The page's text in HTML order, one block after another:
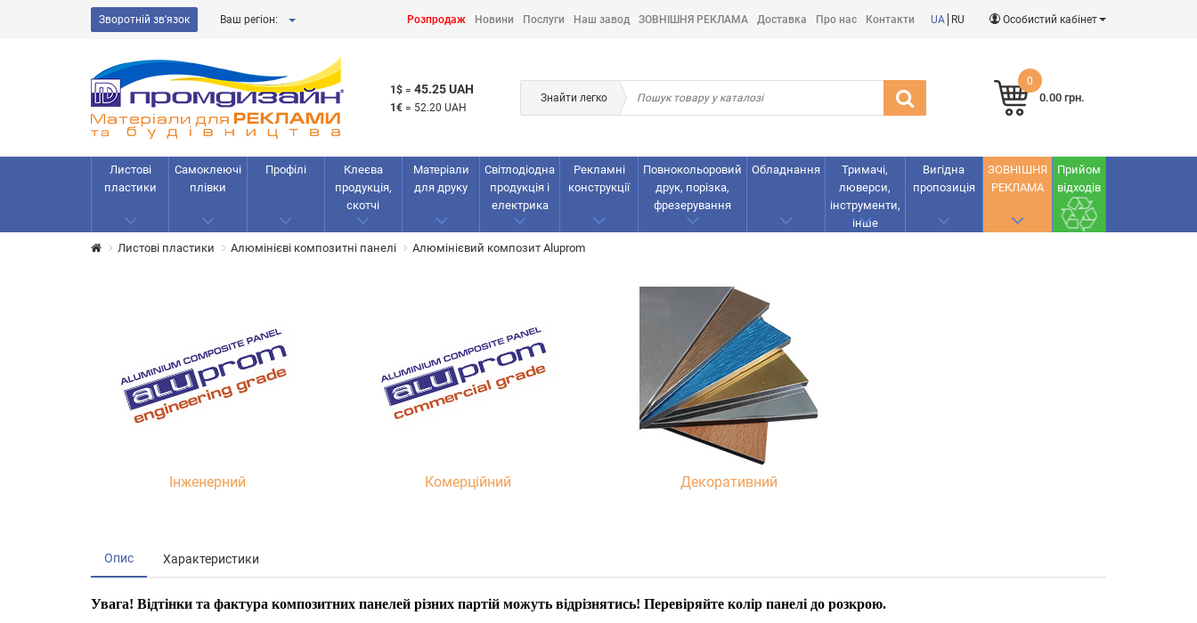
Зворотній зв'язок Ваш регіон: Розпродаж Новини Послуги Наш завод ЗОВНІШНЯ РЕКЛАМА Доставка Про нас Контакти UA RU Особистий кабінет
1$ = 45.25 UAH
1€ = 52.20 UAH
Знайти легко
0
0.00 грн.
Листові
пластики
Самоклеючі
плівки
Профілі
Клеєва
продукція,
скотчі
Матеріали
для друку
Світлодіодна
продукція і
електрика
Рекламнi
конструкції
Повнокольоровий
друк, порізка,
фрезерування
Обладнання
Тримачі,
люверси,
інструменти,
інше
Вигідна
пропозиція
ЗОВНІШНЯ
РЕКЛАМА
Прийом
відходів
Листові пластики Алюмінієві композитні панелі Алюмінієвий композит Aluprom
Інженерний Комерційний Декоративний
Опис Характеристики
Увага! Відтінки та фактура композитних панелей різних партій можуть відрізнятись! Перевіряйте колір панелі до розкрою.